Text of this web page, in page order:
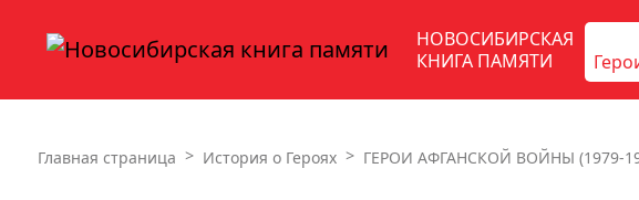
НОВОСИБИРСКАЯ
КНИГА ПАМЯТИ
Главная страница История о Героях ГЕРОИ АФГАНСКОЙ ВОЙНЫ (1979-